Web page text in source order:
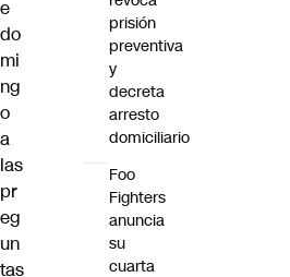
e
do
mi
ng
o
a
las
pr
eg
un
tas
prisión
preventiva
y
decreta
arresto
domiciliario
Foo
Fighters
anuncia
su
cuarta